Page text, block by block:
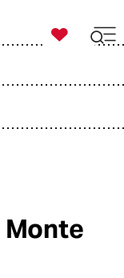

taz zahl ich
Monte